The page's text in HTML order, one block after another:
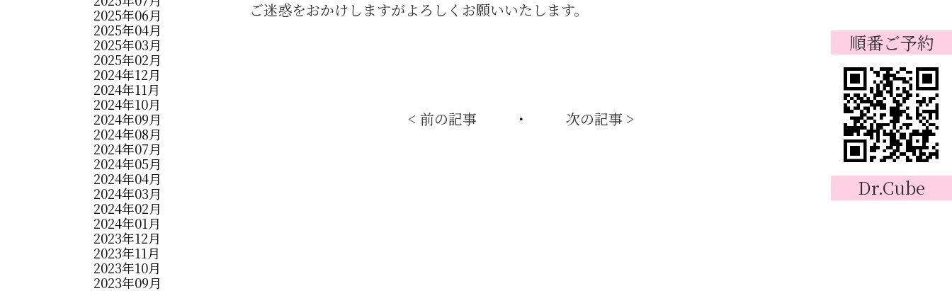
ご迷惑をおかけしますがよろしくお願いいたします。
< 前の記事 ・ 次の記事 >
2025年06月
2025年04月
2025年03月
2025年02月
2024年12月
2024年11月
2024年10月
2024年09月
2024年08月
2024年07月
2024年05月
2024年04月
2024年03月
2024年02月
2024年01月
2023年12月
2023年11月
2023年10月
2023年09月
順番ご予約
Dr.Cube